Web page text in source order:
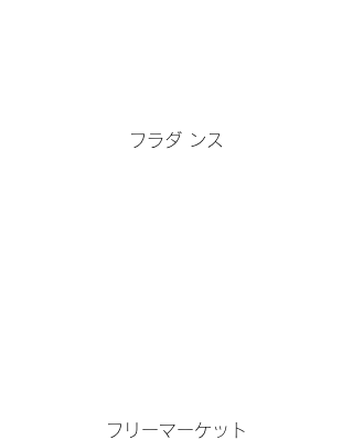
フラダ ンス
フリーマーケット